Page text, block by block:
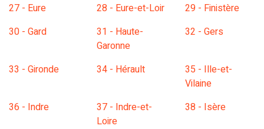
27 - Eure
28 - Eure-et-Loir
29 - Finistère
30 - Gard
31 - Haute-
Garonne
32 - Gers
33 - Gironde 34 - Hérault
35 - Ille-et-
Vilaine
36 - Indre
37 - Indre-et-
Loire
38 - Isère